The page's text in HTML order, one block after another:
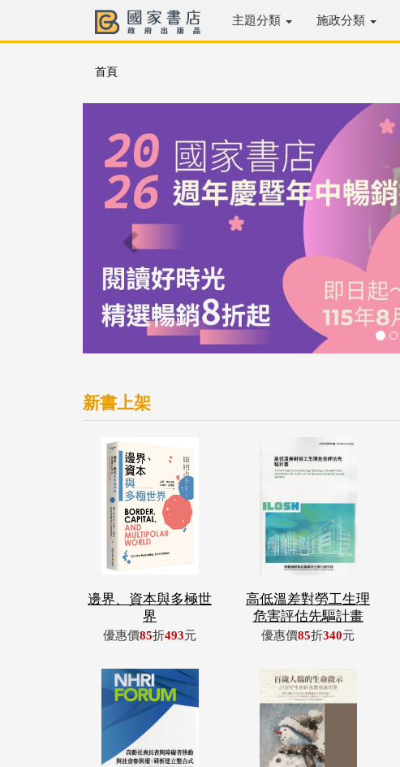
主題分類 施政分類
首頁
新書上架
邊界、資本與多極世
界
優惠價85折493元
高低溫差對勞工生理
危害評估先驅計畫
優惠價85折340元